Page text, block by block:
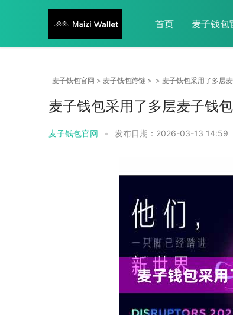
首页 麦子钱包
麦子钱包官网 > 麦子钱包跨链 > > 麦子钱包采用了多层
麦子钱包采用了多层麦子钱
麦子钱包官网 • 发布日期：2026-03-13 14:59